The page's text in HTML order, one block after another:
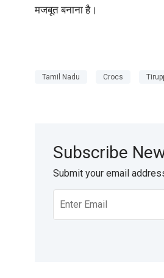
मजबूत बनाना है।
Tamil Nadu Crocs
Subscribe
Submit your email